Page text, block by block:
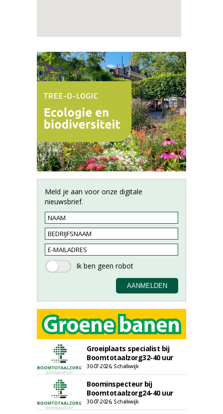
Meld je aan voor onze digitale
nieuwsbrief.
Groeiplaats specialist bij
Boomtotaalzorg32-40 uur
30-07-2026, Schalkwijk
Boominspecteur bij
Boomtotaalzorg24-40 uur
30-07-2026, Schalkwijk